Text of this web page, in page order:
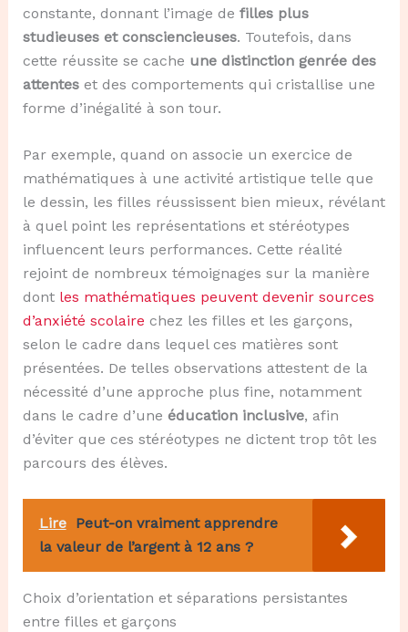
constante, donnant l’image de filles plus
studieuses et consciencieuses. Toutefois, dans
cette réussite se cache une distinction genrée des
attenteset des comportements qui cristallise une
forme d’inégalité à son tour.
Par exemple, quand on associe un exercice de
mathématiques à une activité artistique telle que
le dessin, les filles réussissent bien mieux, révélant
à quel point les représentations et stéréotypes
influencent leurs performances. Cette réalité
rejoint de nombreux témoignages sur la manière
dont les mathématiques peuvent devenir sources
d’anxiété scolaire chez les filles et les garçons,
selon le cadre dans lequel ces matières sont
présentées. De telles observations attestent de la
nécessité d’une approche plus fine, notamment
dans le cadre d’une éducation inclusive, afin
d’éviter que ces stéréotypes ne dictent trop tôt les
parcours des élèves.
Lire Peut-on vraiment apprendre
la valeur de l’argent à 12 ans ?
Choix d’orientation et séparations persistantes
entre filles et garçons